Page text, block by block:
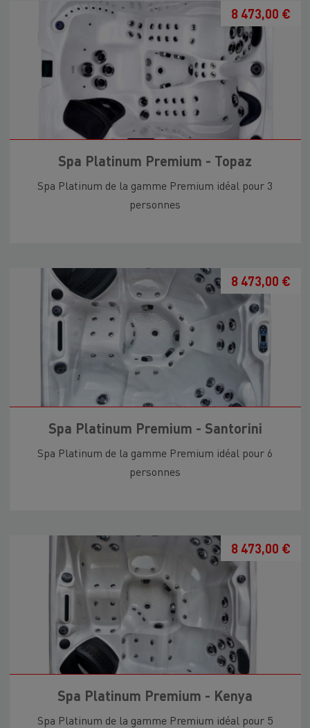
8 473,00 €
Spa Platinum Premium - Topaz
Spa Platinum de la gamme Premium idéal pour 3
personnes
8 473,00 €
Spa Platinum Premium - Santorini
Spa Platinum de la gamme Premium idéal pour 6
personnes
8 473,00 €
Spa Platinum Premium - Kenya
Spa Platinum de la gamme Premium idéal pour 5